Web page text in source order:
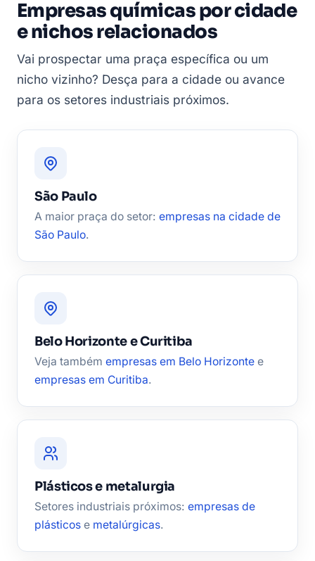
Empresas químicas por cidade
e nichos relacionados
Vai prospectar uma praça específica ou um
nicho vizinho? Desça para a cidade ou avance
para os setores industriais próximos.
São Paulo
A maior praça do setor: empresas na cidade de
São Paulo.
Belo Horizonte e Curitiba
Veja também empresas em Belo Horizonte e
empresas em Curitiba.
Plásticos e metalurgia
Setores industriais próximos: empresas de
plásticos e metalúrgicas.